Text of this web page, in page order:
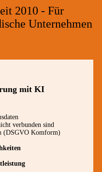
2010 - Für
Unternehmen
mit KI
verbunden sind
(DSGVO Komform)